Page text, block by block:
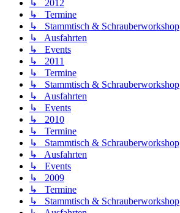
↳ 2012
↳ Termine
↳ Stammtisch & Schrauberworkshop
↳ Ausfahrten
↳ Events
↳ 2011
↳ Termine
↳ Stammtisch & Schrauberworkshop
↳ Ausfahrten
↳ Events
↳ 2010
↳ Termine
↳ Stammtisch & Schrauberworkshop
↳ Ausfahrten
↳ Events
↳ 2009
↳ Termine
↳ Stammtisch & Schrauberworkshop